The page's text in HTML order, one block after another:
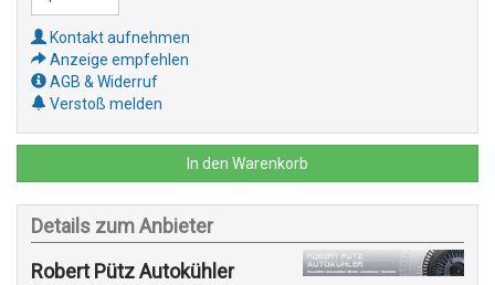
Kontakt aufnehmen
Anzeige empfehlen
AGB & Widerruf
Verstoß melden
In den Warenkorb
Details zum Anbieter
Robert Pütz Autokühler